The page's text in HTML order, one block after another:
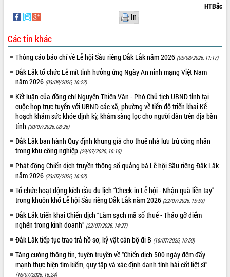
Ngành cá ngừ Đắk Lắk chủ động thích
ứng để giữ vững thị trường xuất khẩu
Diễn đàn Kinh tế tư nhân Việt Nam đột
phá cơ chế - Hợp tác công tư
Đề án 06 tạo bước ngoặt đột phá trong
cải cách hành chính tỉnh Đắk Lắk
Kết nối tour, đẩy mạnh chuyển đổi số
để phát triển du lịch Đắk Lắk
Khởi động Dự án Đầu tư xây dựng hạ
tầng kỹ thuật Cụm công nghiệp Tân
Tiến
Gặp mặt các cơ quan báo chí nhân Kỷ
niệm 101 năm Ngày Báo chí Cách
mạng Việt Nam
Đắk Lắk sơ kết 4 năm triển khai thực
hiện Đề án 06 của Chính phủ
Họp báo thông tin về Hội nghị Công bố
Quy hoạch và Xúc tiến đầu tư tỉnh Đắk
Lắk
Khơi thông điểm nghẽn, đẩy nhanh
giải ngân vốn khắc phục thiên tai
HĐND tỉnh thông qua điều chỉnh Quy
hoạch tỉnh thời kỳ 2021-2030
HTBắc
In
Các tin khác
Thông cáo báo chí về Lễ hội Sầu riêng Đắk Lắk năm 2026 (05/08/2026, 11:17)
Đắk Lắk tổ chức Lễ mít tinh hưởng ứng Ngày An ninh mạng Việt Nam
năm 2026 (03/08/2026, 10:22)
Kết luận của đồng chí Nguyễn Thiên Văn - Phó Chủ tịch UBND tỉnh tại
cuộc họp trực tuyến với UBND các xã, phường về tiến độ triển khai Kế
hoạch khám sức khỏe định kỳ, khám sàng lọc cho người dân trên địa bàn
tỉnh (30/07/2026, 08:26)
Đắk Lắk ban hành Quy định khung giá cho thuê nhà lưu trú công nhân
trong khu công nghiệp (29/07/2026, 16:15)
Phát động Chiến dịch truyền thông số quảng bá Lễ hội Sầu riêng Đắk Lắk
năm 2026 (23/07/2026, 16:02)
Tổ chức hoạt động kích cầu du lịch “Check-in Lễ hội - Nhận quà liền tay”
trong khuôn khổ Lễ hội Sầu riêng Đắk Lắk năm 2026 (22/07/2026, 15:53)
Đắk Lắk triển khai Chiến dịch “Làm sạch mã số thuế - Tháo gỡ điểm
nghẽn trong kinh doanh” (22/07/2026, 14:27)
Đắk Lắk tiếp tục trao trả hồ sơ, kỷ vật cán bộ đi B (16/07/2026, 16:50)
Tăng cường thông tin, tuyên truyền về “Chiến dịch 500 ngày đêm đẩy
mạnh thực hiện tìm kiếm, quy tập và xác định danh tính hài cốt liệt sĩ”
(16/07/2026, 16:24)